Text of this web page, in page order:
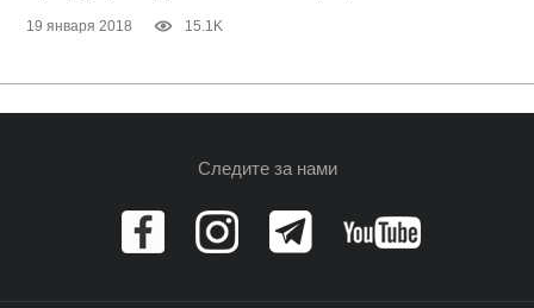
19 января 2018 15.1K
Следите за нами